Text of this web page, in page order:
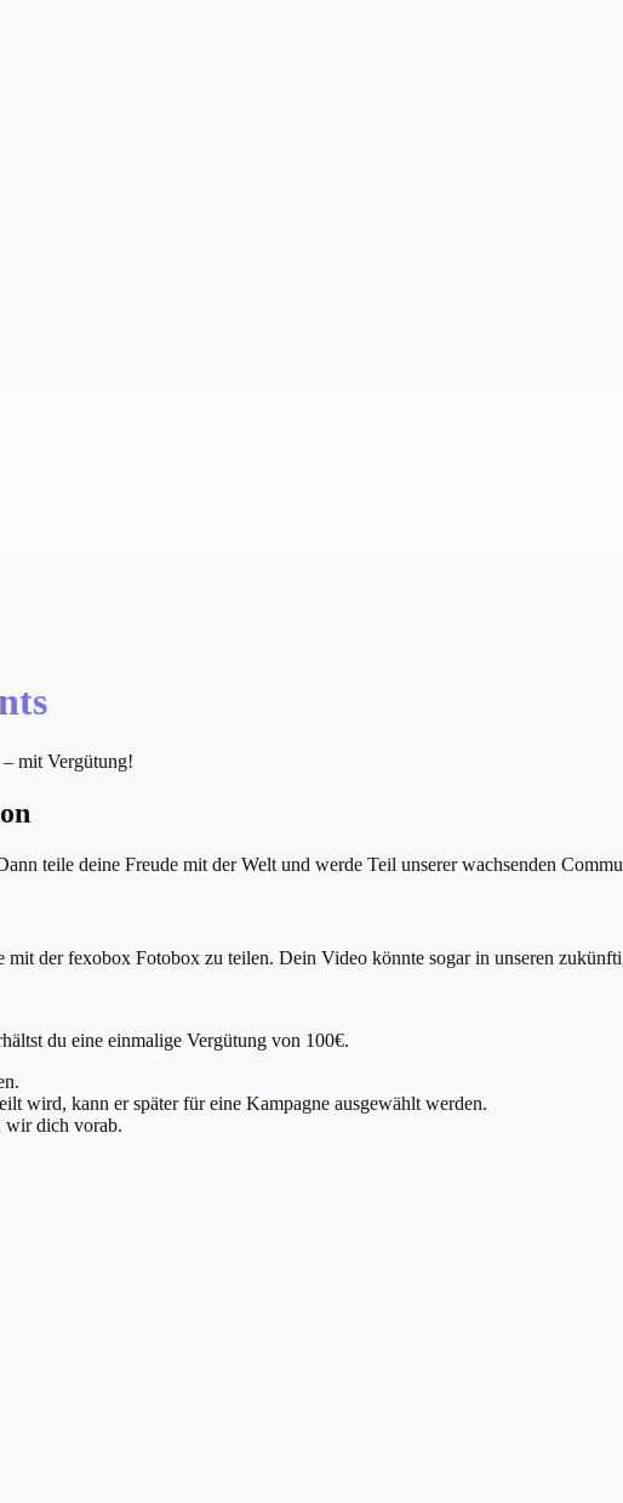
mit Vergütung!
teile deine Freude mit der Welt und werde Teil unserer wachsenden
der fexobox Fotobox zu teilen. Dein Video könnte sogar in unseren
du eine einmalige Vergütung von 100€.
wird, kann er später für eine Kampagne ausgewählt werden.
wir dich vorab.